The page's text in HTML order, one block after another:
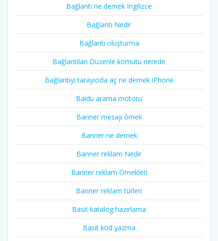
Bağlantı ne demek İngilizce
Bağlantı Nedir
Bağlantı oluşturma
Bağlantıları Düzenle komutu nerede
Bağlantıyı tarayıcıda aç ne demek iPhone
Baidu arama motoru
Banner mesajı örnek
Banner ne demek
Banner reklam Nedir
Banner reklam Örnekleri
Banner reklam türleri
Basit katalog hazırlama
Basit kod yazma